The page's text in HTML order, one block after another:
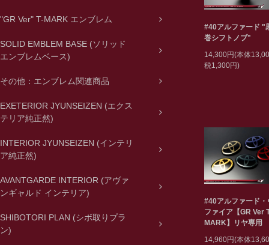
"GR Ver" T-MARK エンブレム
SOLID EMBLEM BASE (ソリッド
エンブレムベース)
その他：エンブレム関連商品
EXETERIOR JYUNSEIZEN (エクス
テリア純正然)
INTERIOR JYUNSEIZEN (インテリ
ア純正然)
AVANTGARDE INTERIOR (アヴァ
ンギャルド インテリア)
SHIBOTORI PLAN (シボ取りプラ
ン)
#40アルファード "
巻シフトノブ"
14,300円(本体
税1,300円)
#40アルファード・
ファイア【GR Ver
MARK】リヤ専用
14,960円(本体